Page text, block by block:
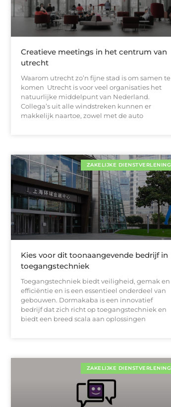
Creatieve meetings in het centrum van
utrecht
Waarom utrecht zo’n fijne stad is om samen te
komen Utrecht is voor veel organisaties het
natuurlijke middelpunt van Nederland.
Collega’s uit alle windstreken kunnen er
makkelijk naartoe, zowel met de auto
ZAKELIJKE DIENSTVERLENING
Kies voor dit toonaangevende bedrijf in
toegangstechniek
Toegangstechniek biedt veiligheid, gemak en
efficiëntie en is een essentieel onderdeel van
gebouwen. Dormakaba is een innovatief
bedrijf dat zich richt op toegangstechniek en
biedt een breed scala aan oplossingen
ZAKELIJKE DIENSTVERLENING